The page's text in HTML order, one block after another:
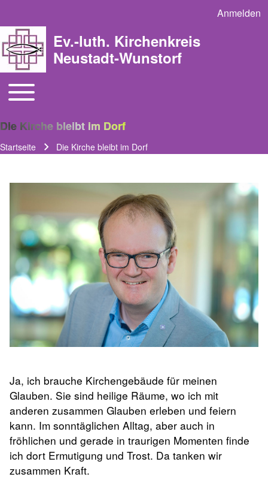
User
Anmelden
Ev.-luth. Kirchenkreis
Neustadt-Wunstorf
Main navigation
Toggle main menu
Die Kirche bleibt im Dorf
Pfadnavigation
Startseite Die Kirche bleibt im Dorf
Ja, ich brauche Kirchengebäude für meinen
Glauben. Sie sind heilige Räume, wo ich mit
anderen zusammen Glauben erleben und feiern
kann. Im sonntäglichen Alltag, aber auch in
fröhlichen und gerade in traurigen Momenten finde
ich dort Ermutigung und Trost. Da tanken wir
zusammen Kraft.